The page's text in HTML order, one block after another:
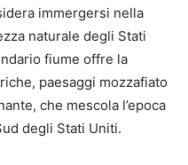
immergersi nella
naturale degli Stati
fiume offre la
paesaggi mozzafiato
che mescola l’epoca
degli Stati Uniti.